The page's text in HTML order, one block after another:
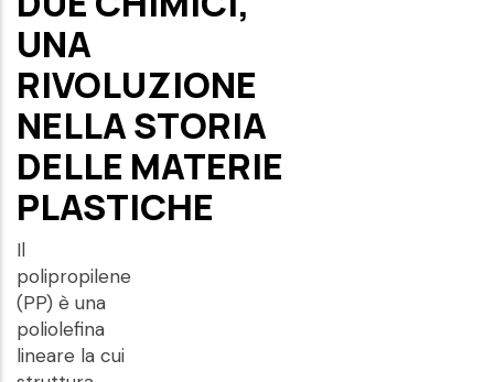
UNA
RIVOLUZIONE
NELLA STORIA
DELLE MATERIE
PLASTICHE
Il
polipropilene
(PP) è una
poliolefina
lineare la cui